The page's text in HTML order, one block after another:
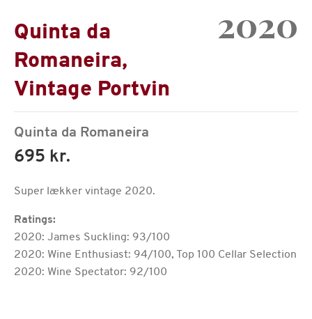
Quinta da
Romaneira,
Vintage Portvin
2020
Quinta da Romaneira
695 kr.
Super lækker vintage 2020.
Ratings:
2020: James Suckling: 93/100
2020: Wine Enthusiast: 94/100, Top 100 Cellar Selection
​2020: Wine Spectator: 92/100